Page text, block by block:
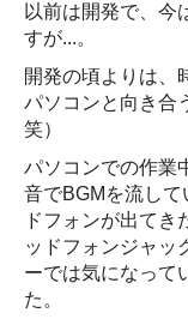
以前は開発で、今
すが...。
開発の頃よりは、
パソコンと向き合
笑）
パソコンでの作業
音でBGMを流し
ドフォンが出てき
ッドフォンジャッ
ーでは気になって
た。